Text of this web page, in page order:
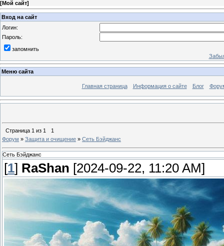
[Мой сайт]
Вход на сайт
Логин:
Пароль:
запомнить
Меню сайта
Главная страница Информация о сайте Блог
Страница 1 из 1
1
Форум » Защита и очищение » Сеть Бэйджанс
Сеть Бэйджанс
[1] RaShan [2024-09-22, 11:20 AM]